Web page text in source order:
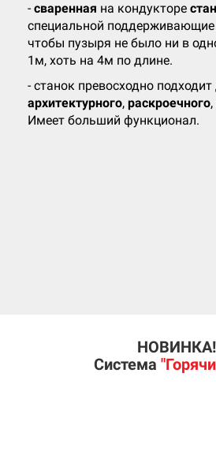
- сваренная на кондукторе
специальной поддерживающие
чтобы пузыря не было ни в
1м, хоть на 4м по длине.
- станок превосходно
архитектурного, раскроечного,
Имеет больший функционал.
НОВИНКА!
Система